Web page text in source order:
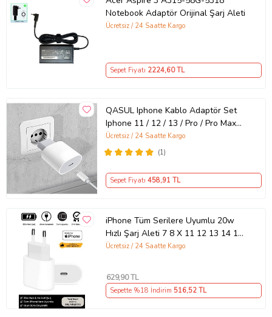
Notebook Adaptör Orijinal Şarj Aleti
Ücretsiz / 24 Saatte Kargo
Sepet Fiyatı 2224,60 TL
QASUL Iphone Kablo Adaptör Set
Iphone 11 / 12 / 13 / Pro / Pro Max
Uyumlu Şarj Aleti Seti
(1)
Ücretsiz / 24 Saatte Kargo
Sepet Fiyatı 458,91 TL
iPhone Tüm Serilere Uyumlu 20w
Hızlı Şarj Aleti 7 8 X 11 12 13 14 15
16 İçin Type-C Girişli Adaptör
Ücretsiz / 24 Saatte Kargo
629,90 TL
Sepette %18 İndirim 516,52 TL